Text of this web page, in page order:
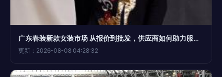
广东春装新款女装市场 从报价到批发，供应商如何助力服装服饰批发商抓住商机
更新：2026-08-08 04:28:32